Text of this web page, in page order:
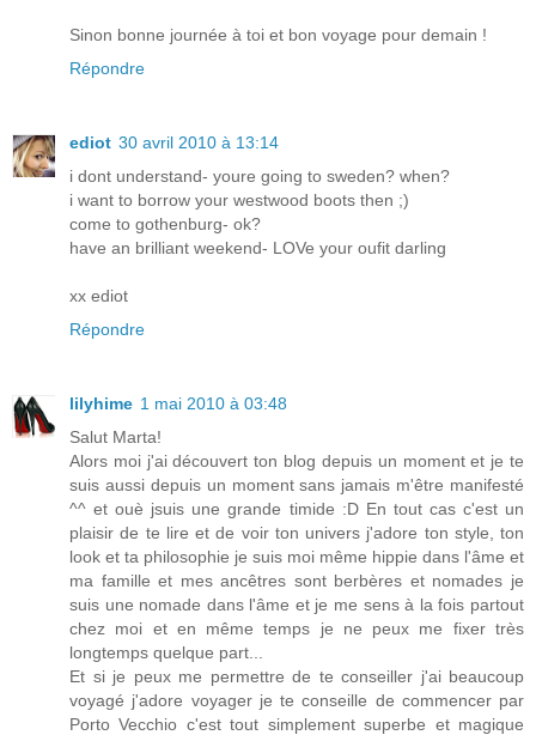
Sinon bonne journée à toi et bon voyage pour demain !
Répondre
ediot 30 avril 2010 à 13:14
i dont understand- youre going to sweden? when?
i want to borrow your westwood boots then ;)
come to gothenburg- ok?
have an brilliant weekend- LOVe your oufit darling
xx ediot
Répondre
lilyhime 1 mai 2010 à 03:48
Salut Marta!
Alors moi j'ai découvert ton blog depuis un moment et je te
suis aussi depuis un moment sans jamais m'être manifesté
^^ et ouè jsuis une grande timide :D En tout cas c'est un
plaisir de te lire et de voir ton univers j'adore ton style, ton
look et ta philosophie je suis moi même hippie dans l'âme et
ma famille et mes ancêtres sont berbères et nomades je
suis une nomade dans l'âme et je me sens à la fois partout
chez moi et en même temps je ne peux me fixer très
longtemps quelque part...
Et si je peux me permettre de te conseiller j'ai beaucoup
voyagé j'adore voyager je te conseille de commencer par
Porto Vecchio c'est tout simplement superbe et magique